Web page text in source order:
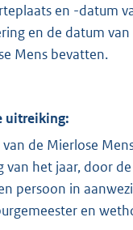
en -datum
en de datum
Mens bevatten.
uitreiking:
de Mierlose
van het jaar, door
persoon in
en